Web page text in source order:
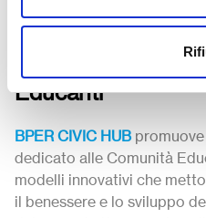
Esperienze e
costruire Comunità
Educanti
BPER CIVIC HUBpromuove
dedicato alle Comunità
modelli innovativi che
il benessere e lo sviluppo